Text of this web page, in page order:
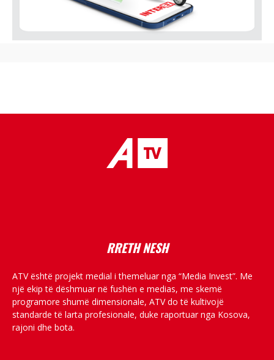
RRETH NESH
ATV është projekt medial i themeluar nga “Media Invest”. Me
një ekip të dëshmuar në fushën e medias, me skemë
programore shumë dimensionale, ATV do të kultivojë
standarde të larta profesionale, duke raportuar nga Kosova,
rajoni dhe bota.